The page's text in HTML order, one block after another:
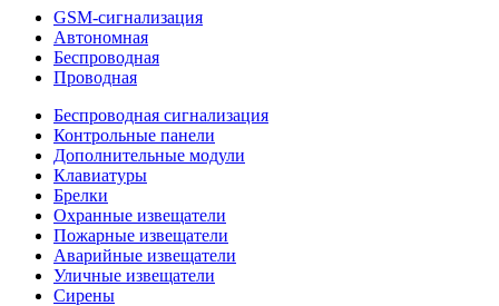
GSM-сигнализация
Автономная
Беспроводная
Проводная
Беспроводная сигнализация
Контрольные панели
Дополнительные модули
Клавиатуры
Брелки
Охранные извещатели
Пожарные извещатели
Аварийные извещатели
Уличные извещатели
Сирены